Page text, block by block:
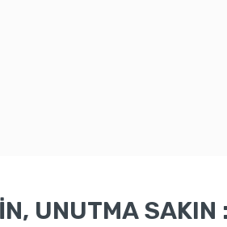
UNUTMA SAKIN